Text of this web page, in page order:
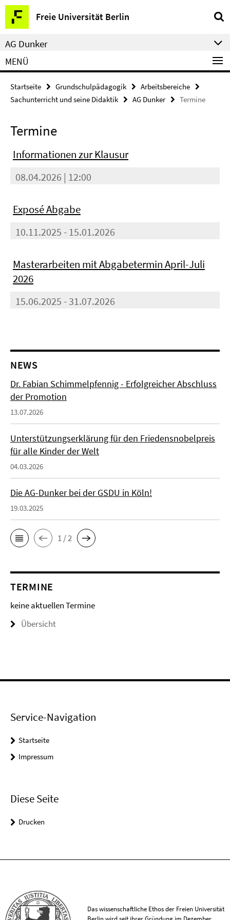
Springe
direkt
zu
Inhalt
Freie Universität Berlin
Service-
Navigation
AG Dunker
MENÜ
Startseite Grundschulpädagogik
Arbeitsbereiche
Sachunterricht und seine Didaktik
AG Dunker Termine
Termine
Informationen zur Klausur
08.04.2026 | 12:00
Exposé Abgabe
10.11.2025 - 15.01.2026
Masterarbeiten mit Abgabetermin April-Juli
2026
15.06.2025 - 31.07.2026
NEWS
Dr. Fabian Schimmelpfennig - Erfolgreicher Abschluss
der Promotion
13.07.2026
Unterstützungserklärung für den Friedensnobelpreis
für alle Kinder der Welt
04.03.2026
Die AG-Dunker bei der GSDU in Köln!
19.03.2025
1 / 2
TERMINE
keine aktuellen Termine
Übersicht
Service-Navigation
Startseite
Impressum
Diese Seite
Drucken
Das wissenschaftliche Ethos der Freien Universität